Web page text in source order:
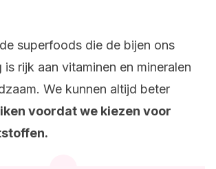
superfoods die de bijen ons
rijk aan vitaminen en mineralen
We kunnen altijd beter
voordat we kiezen voor